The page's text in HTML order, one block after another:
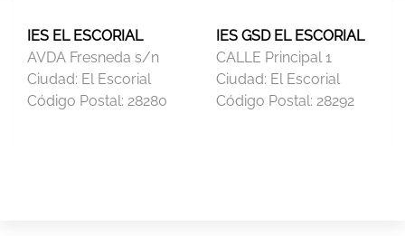
IES EL ESCORIAL
AVDA Fresneda s/n
Ciudad: El Escorial
Código Postal: 28280
IES GSD EL ESCORIAL
CALLE Principal 1
Ciudad: El Escorial
Código Postal: 28292